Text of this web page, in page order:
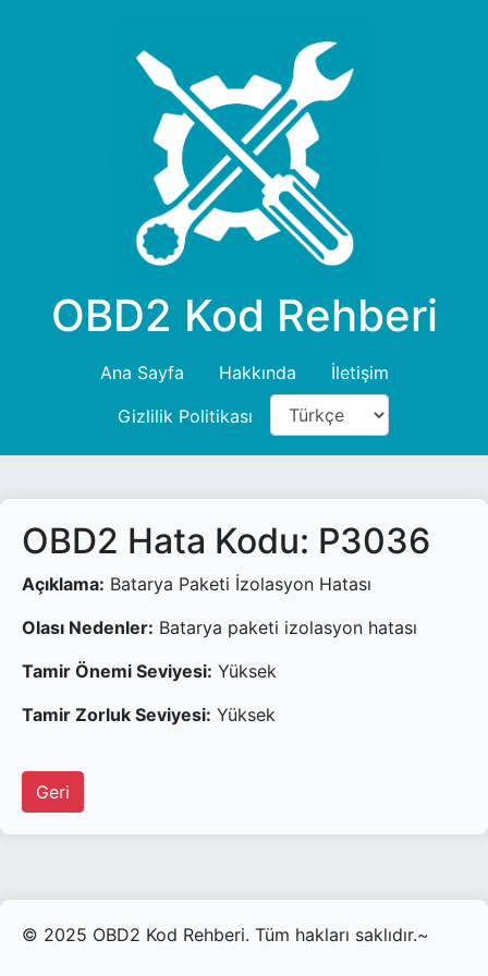
OBD2 Kod Rehberi
Ana Sayfa Hakkında
İletişim
Gizlilik Politikası
OBD2 Hata Kodu: P3036
Açıklama: Batarya Paketi İzolasyon Hatası
Olası Nedenler: Batarya paketi izolasyon hatası
Tamir Önemi Seviyesi: Yüksek
Tamir Zorluk Seviyesi: Yüksek
Geri
© 2025 OBD2 Kod Rehberi. Tüm hakları saklıdır.~